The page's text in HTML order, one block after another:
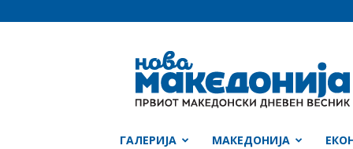
Македонија
ГАЛЕРИЈА МАКЕДОНИЈА